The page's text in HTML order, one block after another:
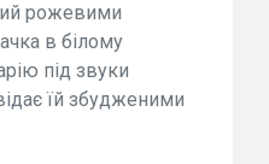
рожевими
в білому
під звуки
їй збудженими